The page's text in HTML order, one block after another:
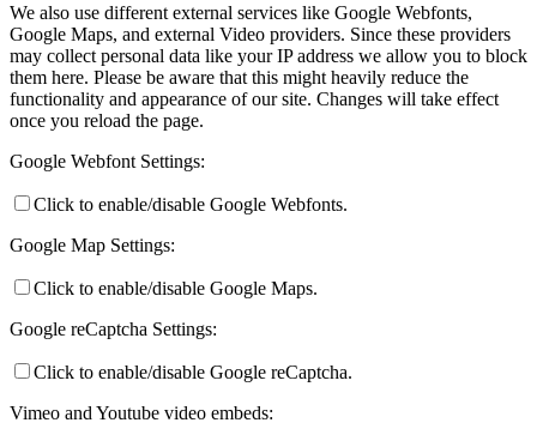
We also use different external services like Google Webfonts,
Google Maps, and external Video providers. Since these providers
may collect personal data like your IP address we allow you to block
them here. Please be aware that this might heavily reduce the
functionality and appearance of our site. Changes will take effect
once you reload the page.
Google Webfont Settings:
Click to enable/disable Google Webfonts.
Google Map Settings:
Click to enable/disable Google Maps.
Google reCaptcha Settings:
Click to enable/disable Google reCaptcha.
Vimeo and Youtube video embeds: